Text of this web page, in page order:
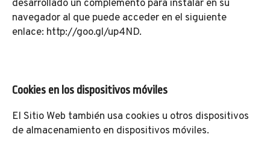
desarrollado un complemento para instalar en su
navegador al que puede acceder en el siguiente
enlace: http://goo.gl/up4ND.
Cookies en los dispositivos móviles
El Sitio Web también usa cookies u otros dispositivos
de almacenamiento en dispositivos móviles.